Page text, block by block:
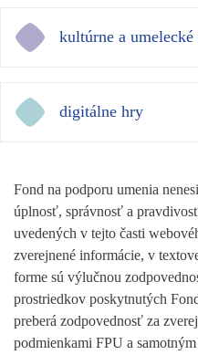
kultúrne a umelecké
digitálne hry
Fond na podporu umenia
úplnosť, správnosť a
uvedených v tejto časti
zverejnené informácie, v
forme sú výlučnou
prostriedkov poskytnutých
preberá zodpovednosť za
podmienkami FPU a